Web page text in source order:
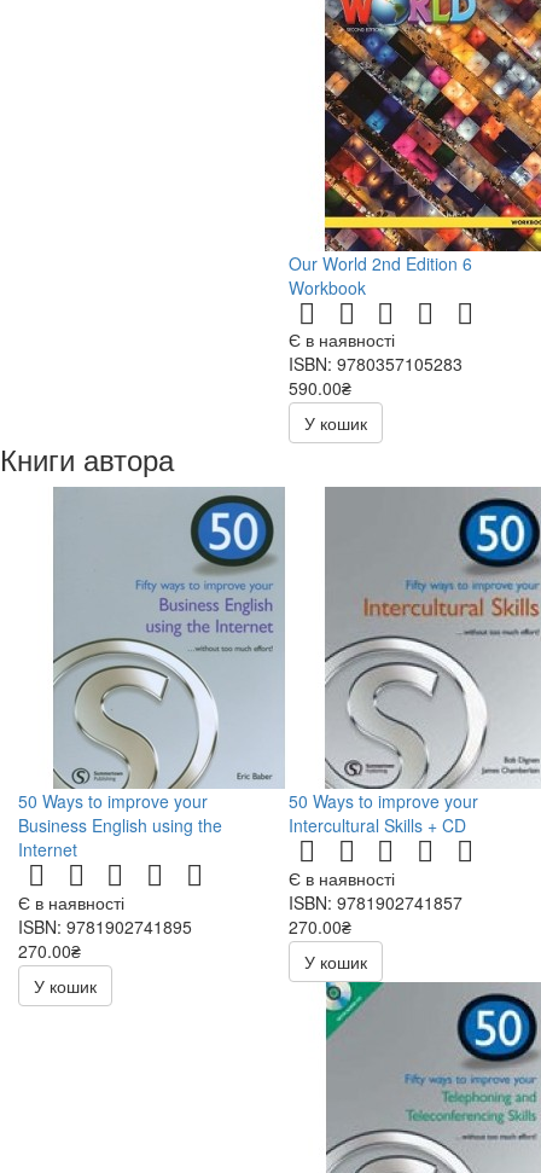
Our World 2nd Edition 6
Workbook
Є в наявності
ISBN: 9780357105283
590.00₴
У кошик
Книги автора
50 Ways to improve your
Business English using the
Internet
Є в наявності
ISBN: 9781902741895
270.00₴
540.00₴
У кошик
50 Ways to improve your
Intercultural Skills + CD
Є в наявності
ISBN: 9781902741857
270.00₴
540.00₴
У кошик